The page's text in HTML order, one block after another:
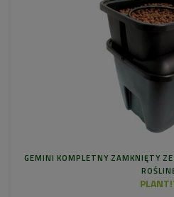
GEMINI KOMPLETNY ZAMKNIĘTY